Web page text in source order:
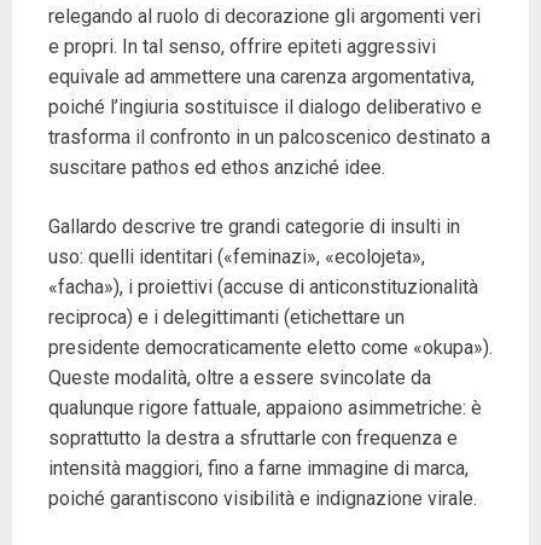
relegando al ruolo di decorazione gli argomenti veri
e propri. In tal senso, offrire epiteti aggressivi
equivale ad ammettere una carenza argomentativa,
poiché l’ingiuria sostituisce il dialogo deliberativo e
trasforma il confronto in un palcoscenico destinato a
suscitare pathos ed ethos anziché idee.
Gallardo descrive tre grandi categorie di insulti in
uso: quelli identitari («feminazi», «ecolojeta»,
«facha»), i proiettivi (accuse di anticonstituzionalità
reciproca) e i delegittimanti (etichettare un
presidente democraticamente eletto come «okupa»).
Queste modalità, oltre a essere svincolate da
qualunque rigore fattuale, appaiono asimmetriche: è
soprattutto la destra a sfruttarle con frequenza e
intensità maggiori, fino a farne immagine di marca,
poiché garantiscono visibilità e indignazione virale.